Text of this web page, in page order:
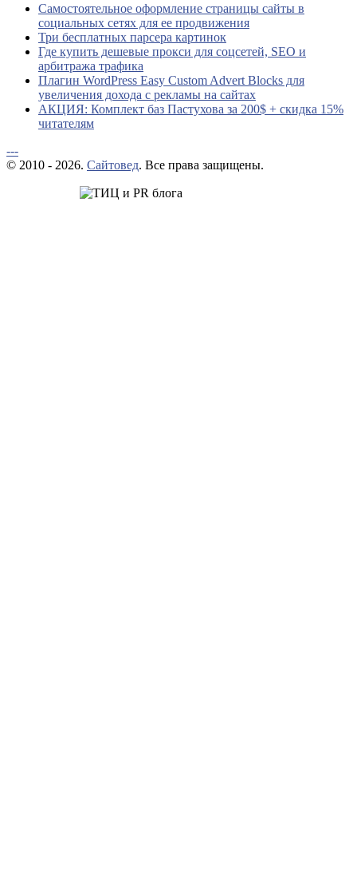
Самостоятельное оформление страницы сайты в
социальных сетях для ее продвижения
Три бесплатных парсера картинок
Где купить дешевые прокси для соцсетей, SEO и
арбитража трафика
Плагин WordPress Easy Custom Advert Blocks для
увеличения дохода с рекламы на сайтах
АКЦИЯ: Комплект баз Пастухова за 200$ + скидка 15%
читателям
---
© 2010 - 2026. Сайтовед. Все права защищены.